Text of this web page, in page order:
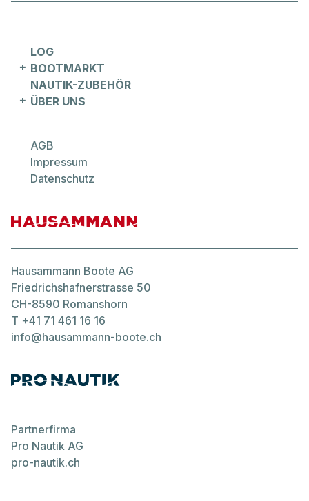
Hausammann Boote AG
Friedrichshafnerstrasse 50
CH-8590 Romanshorn
T +41 71 461 16 16
info@hausammann-boote.ch
LOG
BOOTMARKT
NAUTIK-ZUBEHÖR
ÜBER UNS
Partnerfirma
Pro Nautik AG
pro-nautik.ch
AGB
Impressum
Datenschutz